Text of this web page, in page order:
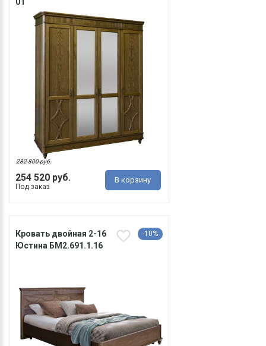
254 520 руб.
282 800 руб.
Под заказ
В корзину
Кровать двойная 2-16
Юстина БМ2.691.1.16
-10%